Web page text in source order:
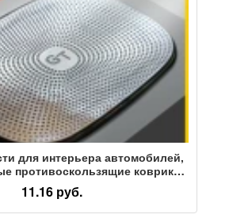
для интерьера автомобилей,
противоскользящие коврики,
устойчивые к высоким
не оставляющие следов,
для парфюмерии,
11.16 руб.